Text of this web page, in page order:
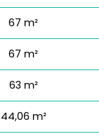
67 m²
67 m²
63 m²
44,06 m²